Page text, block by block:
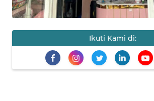
Ikuti Kami di:
REDAKSI
KARIR
DISCLAIMER